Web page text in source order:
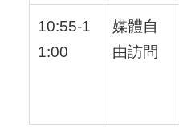
10:55-1
1:00
媒體自
由訪問